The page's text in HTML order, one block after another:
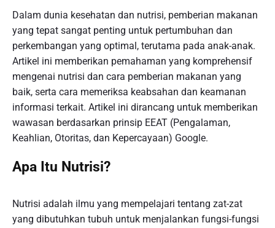
Dalam dunia kesehatan dan nutrisi, pemberian makanan
yang tepat sangat penting untuk pertumbuhan dan
perkembangan yang optimal, terutama pada anak-anak.
Artikel ini memberikan pemahaman yang komprehensif
mengenai nutrisi dan cara pemberian makanan yang
baik, serta cara memeriksa keabsahan dan keamanan
informasi terkait. Artikel ini dirancang untuk memberikan
wawasan berdasarkan prinsip EEAT (Pengalaman,
Keahlian, Otoritas, dan Kepercayaan) Google.
Apa Itu Nutrisi?
Nutrisi adalah ilmu yang mempelajari tentang zat-zat
yang dibutuhkan tubuh untuk menjalankan fungsi-fungsi